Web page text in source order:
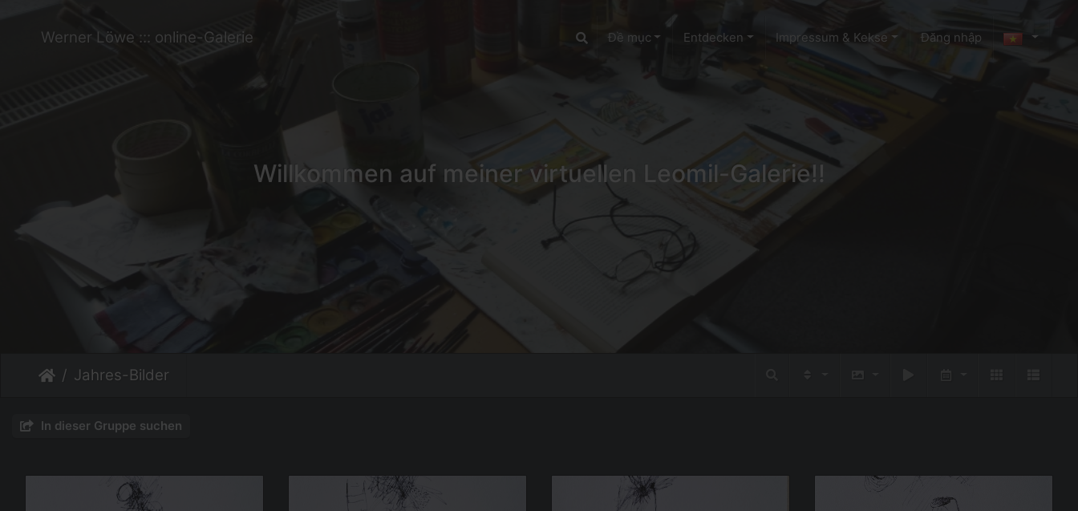
Werner Löwe ::: online-Galerie Đề mục Entdecken Impressum & Kekse Đăng nhập
Willkommen auf meiner virtuellen Leomil-Galerie!!
Jahres-Bilder
In dieser Gruppe suchen